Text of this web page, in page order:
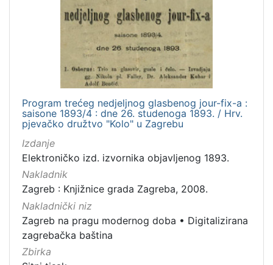
Program trećeg nedjeljnog glasbenog jour-fix-a :
saisone 1893/4 : dne 26. studenoga 1893. / Hrv.
pjevačko družtvo "Kolo" u Zagrebu
Izdanje
Elektroničko izd. izvornika objavljenog 1893.
Nakladnik
Zagreb : Knjižnice grada Zagreba, 2008.
Nakladnički niz
Zagreb na pragu modernog doba • Digitalizirana
zagrebačka baština
Zbirka